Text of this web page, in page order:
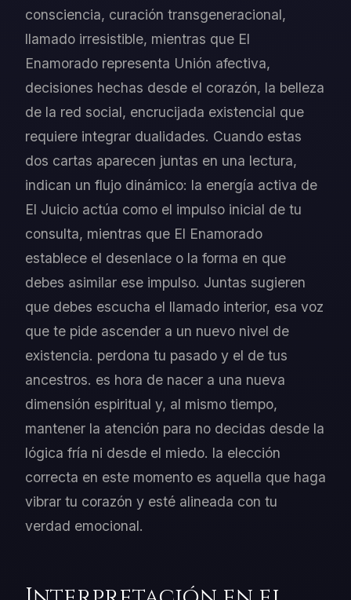
consciencia, curación transgeneracional,
llamado irresistible, mientras que El
Enamorado representa Unión afectiva,
decisiones hechas desde el corazón, la belleza
de la red social, encrucijada existencial que
requiere integrar dualidades. Cuando estas
dos cartas aparecen juntas en una lectura,
indican un flujo dinámico: la energía activa de
El Juicio actúa como el impulso inicial de tu
consulta, mientras que El Enamorado
establece el desenlace o la forma en que
debes asimilar ese impulso. Juntas sugieren
que debes escucha el llamado interior, esa voz
que te pide ascender a un nuevo nivel de
existencia. perdona tu pasado y el de tus
ancestros. es hora de nacer a una nueva
dimensión espiritual y, al mismo tiempo,
mantener la atención para no decidas desde la
lógica fría ni desde el miedo. la elección
correcta en este momento es aquella que haga
vibrar tu corazón y esté alineada con tu
verdad emocional.